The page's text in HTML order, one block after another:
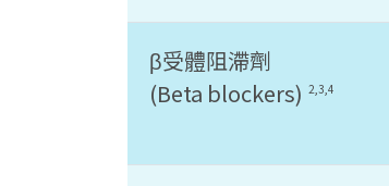
β受體阻滯劑
(Beta blockers) 2,3,4